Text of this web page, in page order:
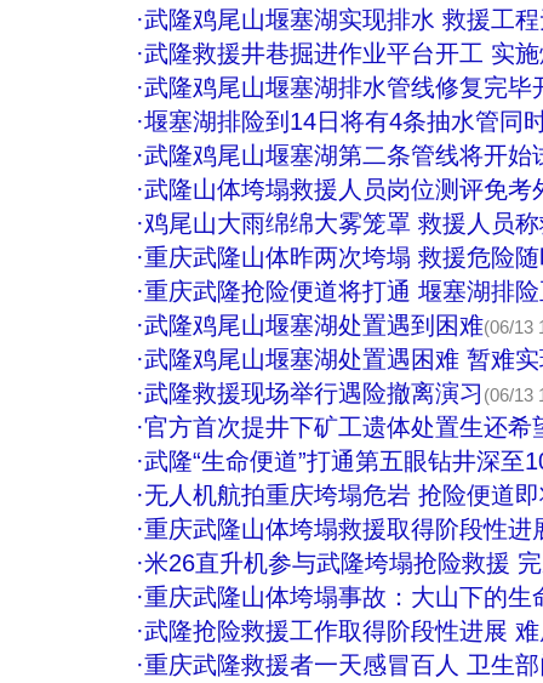
·武隆鸡尾山堰塞湖实现排水 救援工
·武隆救援井巷掘进作业平台开工 实
·武隆鸡尾山堰塞湖排水管线修复完毕
·堰塞湖排险到14日将有4条抽水管同
·武隆鸡尾山堰塞湖第二条管线将开始
·武隆山体垮塌救援人员岗位测评免考
·鸡尾山大雨绵绵大雾笼罩 救援人员
·重庆武隆山体昨两次垮塌 救援危险
·重庆武隆抢险便道将打通 堰塞湖排
·武隆鸡尾山堰塞湖处置遇到困难(06/13
·武隆鸡尾山堰塞湖处置遇困难 暂难
·武隆救援现场举行遇险撤离演习 (06/13
·官方首次提井下矿工遗体处置生还希
·武隆“生命便道”打通第五眼钻井深至
·无人机航拍重庆垮塌危岩 抢险便道
·重庆武隆山体垮塌救援取得阶段性进
·米26直升机参与武隆垮塌抢险救援
·重庆武隆山体垮塌事故：大山下的生
·武隆抢险救援工作取得阶段性进展
·重庆武隆救援者一天感冒百人 卫生